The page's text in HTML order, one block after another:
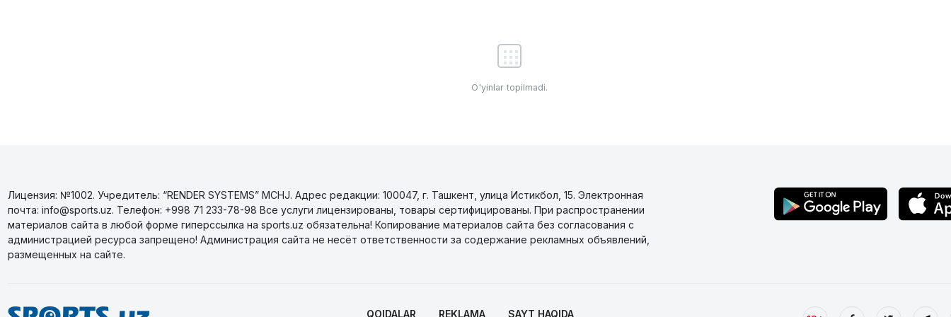
O'yinlar topilmadi.
Лицензия: №1002. Учредитель: “RENDER SYSTEMS” MCHJ. Адрес редакции: 100047, г. Ташкент, улица Истикбол, 15. Электронная
почта: info@sports.uz. Телефон: +998 71 233-78-98 Все услуги лицензированы, товары сертифицированы. При распространении
материалов сайта в любой форме гиперссылка на sports.uz обязательна! Копирование материалов сайта без согласования с
администрацией ресурса запрещено! Администрация сайта не несёт ответственности за содержание рекламных объявлений,
размещенных на сайте.
QOIDALAR REKLAMA SAYT HAQIDA